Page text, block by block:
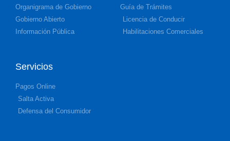
Organigrama de Gobierno
Gobierno Abierto
Información Pública
Guía de Trámites
Licencia de Conducir
Habilitaciones Comerciales
Servicios
Pagos Online
Salta Activa
Defensa del Consumidor